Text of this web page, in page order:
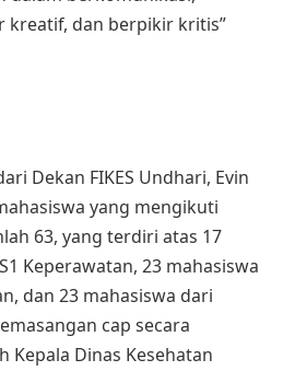
kreatif, dan berpikir kritis”
Dekan FIKES Undhari, Evin
yang mengikuti
63, yang terdiri atas 17
Keperawatan, 23 mahasiswa
dan 23 mahasiswa dari
cap secara
Kepala Dinas Kesehatan